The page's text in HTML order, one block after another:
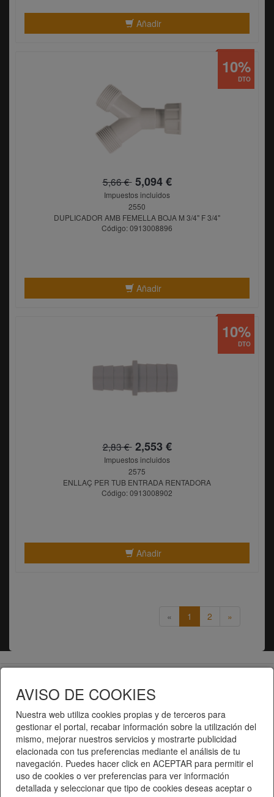
AVISO DE COOKIES
Nuestra web utiliza cookies propias y de terceros para
gestionar el portal, recabar información sobre la utilización del
mismo, mejorar nuestros servicios y mostrarte publicidad
elacionada con tus preferencias mediante el análisis de tu
navegación. Puedes hacer click en ACEPTAR para permitir el
uso de cookies o ver preferencias para ver información
detallada y seleccionar que tipo de cookies deseas aceptar o
Añadir
5,66 €5,094 €
Impuestos incluidos
2550
DUPLICADOR AMB FEMELLA BOJA M 3/4" F 3/4"
Código: 0913008896
Añadir
DTO
10%
2,83 €2,553 €
Impuestos incluidos
2575
ENLLAÇ PER TUB ENTRADA RENTADORA
Código: 0913008902
Añadir
DTO
10%
« 1 2 »
Telematel S.L.